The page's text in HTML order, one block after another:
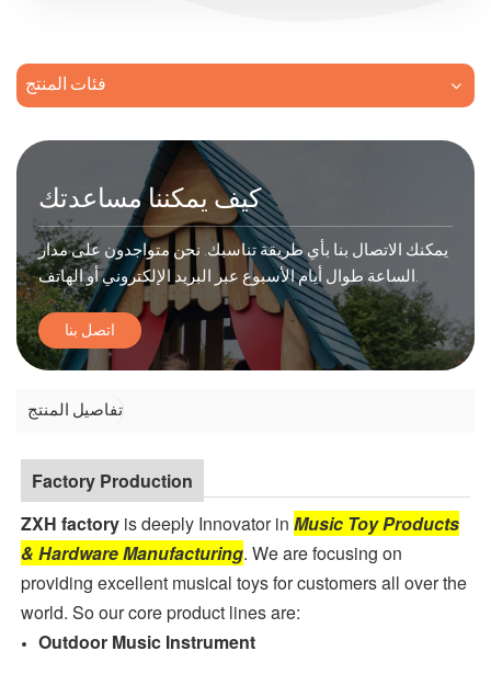
فئات المنتج
كيف يمكننا مساعدتك
يمكنك الاتصال بنا بأي طريقة تناسبك. نحن متواجدون على مدار
الساعة طوال أيام الأسبوع عبر البريد الإلكتروني أو الهاتف.
اتصل بنا
تفاصيل المنتج
Factory Production
ZXH factory is deeply Innovator in Music Toy Products
& Hardware Manufacturing. We are focusing on
providing excellent musical toys for customers all over the
world. So our core product lines are:
Outdoor Music Instrument